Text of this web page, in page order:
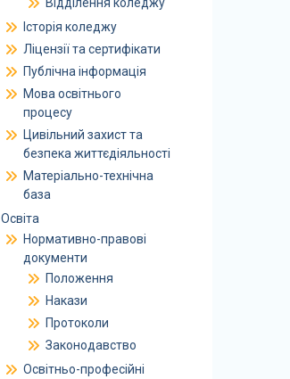
Історія коледжу
Ліцензії та сертифікати
Публічна інформація
Мова освітнього
процесу
Цивільний захист та
безпека життєдіяльності
Матеріально-технічна
база
Освіта
Нормативно-правові
документи
Положення
Накази
Протоколи
Законодавство
Освітньо-професійні